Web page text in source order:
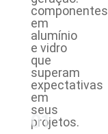
componentes
em
alumínio
e vidro
que
superam
expectativas
em
seus
projetos.
01